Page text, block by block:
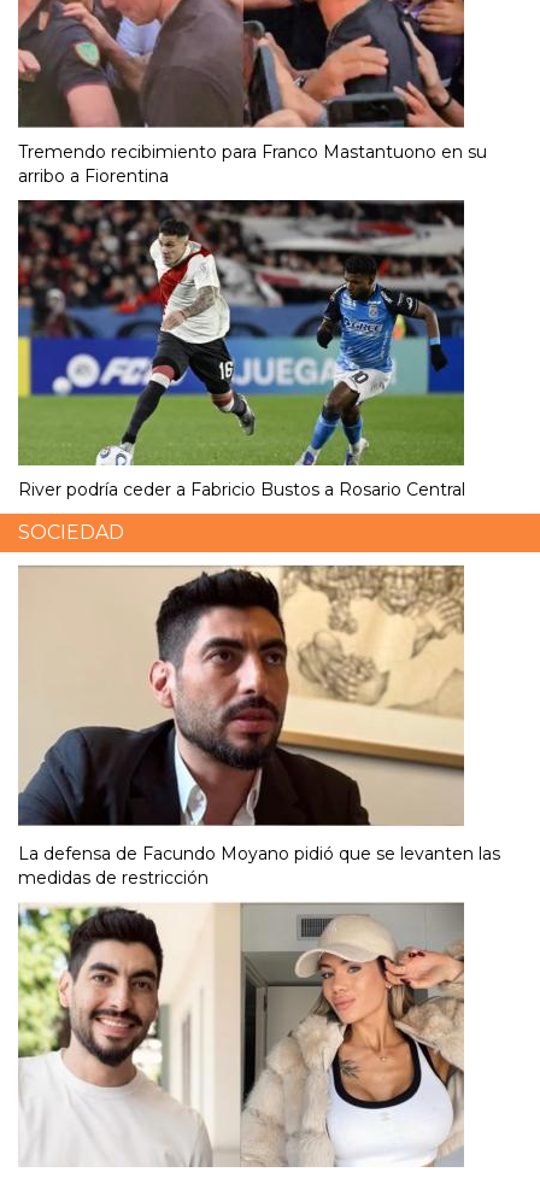
Tremendo recibimiento para Franco Mastantuono en su
arribo a Fiorentina
River podría ceder a Fabricio Bustos a Rosario Central
SOCIEDAD
La defensa de Facundo Moyano pidió que se levanten las
medidas de restricción